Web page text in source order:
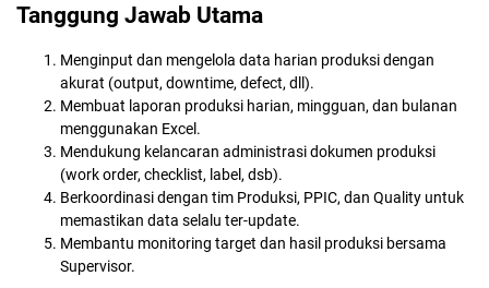
Tanggung Jawab Utama
Menginput dan mengelola data harian produksi dengan
akurat (output, downtime, defect, dll).
Membuat laporan produksi harian, mingguan, dan bulanan
menggunakan Excel.
Mendukung kelancaran administrasi dokumen produksi
(work order, checklist, label, dsb).
Berkoordinasi dengan tim Produksi, PPIC, dan Quality untuk
memastikan data selalu ter-update.
Membantu monitoring target dan hasil produksi bersama
Supervisor.